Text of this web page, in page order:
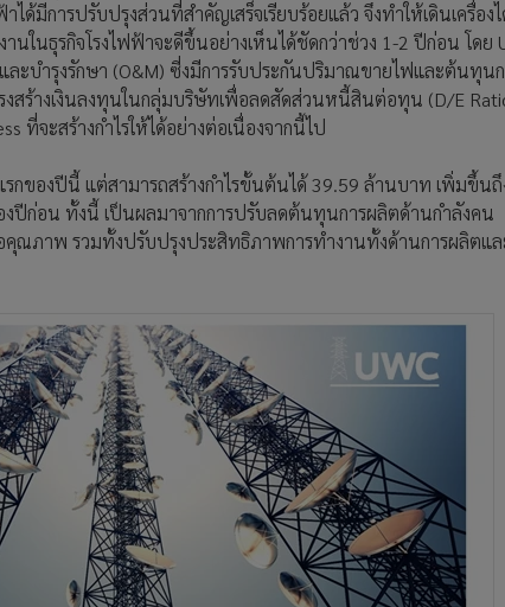
ด้มีการปรับปรุงส่วนที่สำคัญเสร็จเรียบร้อยแล้ว จึงทำให้เดินเครื่อง
ในธุรกิจโรงไฟฟ้าจะดีขึ้นอย่างเห็นได้ชัดกว่าช่วง 1-2 ปีก่อน โดย
ละบำรุงรักษา (O&M) ซี่งมีการรับประกันปริมาณขายไฟและต้นทุน
งสร้างเงินลงทุนในกลุ่มบริษัทเพื่อลดสัดส่วนหนี้สินต่อทุน (D/E
ที่จะสร้างกำไรให้ได้อย่างต่อเนื่องจากนี้ไป
รกของปีนี้ แต่สามารถสร้างกำไรขั้นต้นได้ 39.59 ล้านบาท เพิ่มขึ้น
ปีก่อน ทั้งนี้ เป็นผลมาจากการปรับลดต้นทุนการผลิตด้านกำลังคน
ณภาพ รวมทั้งปรับปรุงประสิทธิภาพการทำงานทั้งด้านการผลิตแล